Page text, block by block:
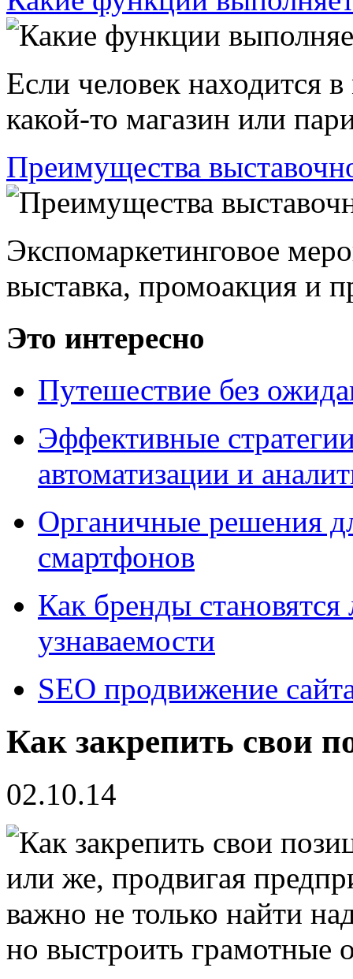
Если человек находится
какой-то магазин или
Преимущества
Экспомаркетинговое
выставка, промоакция и
Это интересно
Путешествие без
Эффективные
автоматизации и
Органичные решения
смартфонов
Как бренды
узнаваемости
SEO продвижение
Как закрепить свои
02.10.14
или же, продвигая
важно не только найти
но выстроить грамотные